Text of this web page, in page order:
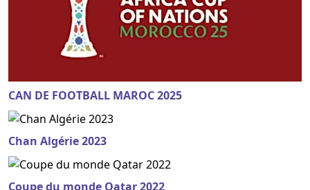
CAN DE FOOTBALL MAROC 2025
Chan Algérie 2023
Coupe du monde Qatar 2022